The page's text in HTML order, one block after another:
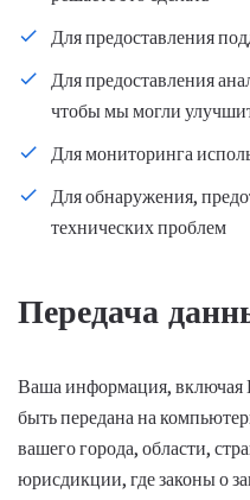
Для предоставления
Для предоставления
чтобы мы могли
Для мониторинга
Для обнаружения,
технических проблем
Передача
Ваша информация, включая
быть передана на
вашего города, области,
юрисдикции, где законы о